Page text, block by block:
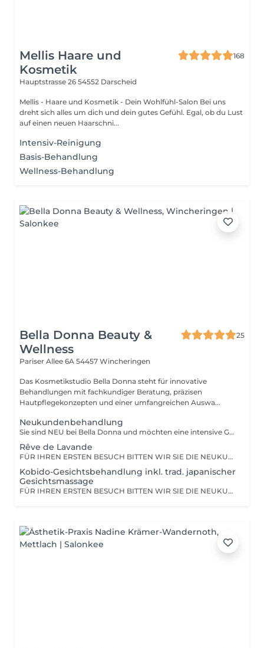
Mellis Haare und
Kosmetik
168
Hauptstrasse 26 54552 Darscheid
Mellis - Haare und Kosmetik - Dein Wohlfühl-Salon Bei uns
dreht sich alles um dich und dein gutes Gefühl. Egal, ob du Lust
auf einen neuen Haarschni...
Intensiv-Reinigung
Basis-Behandlung
Wellness-Behandlung
Bella Donna Beauty &
Wellness
25
Pariser Allee 6A 54457 Wincheringen
Das Kosmetikstudio Bella Donna steht für innovative
Behandlungen mit fachkundiger Beratung, präzisen
Hautpflegekonzepten und einer umfangreichen Auswa...
Neukundenbehandlung
Sie sind NEU bei Bella Donna und möchten eine intensive Gesichtsbehandlung buchen? Dann ist dieses Treatment genau richtig für Sie! NEUKUNDENBEHANDLUNG inkl. Beratung 1. Individuelle Beratung angepasst auf Ihren Hauttypen, u. a. Willkommensgetränk, Anamnese sowie Hautanalyse. Gemeinsam erarbeiten wir klare und realistische Hautziele, die mit gezielten Behandlungseinheiten und begleitender Pflege zuhause erreicht werden können. 2. First Time-Gesichtsbehandlung inkl. Tiefenausreinigung 3. Behandlungs- und Pflegeplan, der speziell auf Ihr Hautbild abgestimmt wird und der sich über die Zeit weiterentwickelt ca. 1 Std. 20 min. - 99,00 €
Rêve de Lavande
FÜR IHREN ERSTEN BESUCH BITTEN WIR SIE DIE NEUKUNDENBEHANDLUNG ZU BUCHEN! Rêve de Lavande (Angebot gültig bis Ende September 2026) Lavendel wirkt sich positiv auf Körper und Geist aus und ist einer der bekanntesten mediterranen Pflanzen. Mit natürlichen Wirkstoffen aus Algen, Aloe Vera und Hyaluronsäure spendet diese Gesichtsbehandlung für jedes Alter umfassend Feuchtigkeit für eine glatte und schöne Haut. Der Lavendelextrakt entspannt und glättet die Hautoberfläche. Die Haut fühlt sich sofort geschmeidiger an, sieht frisch und rosig aus. ca. 1 Std. - 79,00 € inkl. Gesichtsmassage und Handmassage
Kobido-Gesichtsbehandlung inkl. trad. japanischer
Gesichtsmassage
FÜR IHREN ERSTEN BESUCH BITTEN WIR SIE DIE NEUKUNDENBEHANDLUNG ZU BUCHEN! Signature Kobido-Gesichtsbehandlung by Provida inkl. trad. japanischer Gesichtsmassage (Bestseller Anti-Aging) Genießen Sie die Auszeit vom Alltag und entdecken Sie das Provida-Begrüßungsritual mit einer anschließenden Kobido-Gesichtsmassage. Diese revitalisierende und straffende Gesichtsbehandlung ist außergewöhnlich, weil sie die traditionell japanische Kobido-Gesichtsmassagetechnik beinhaltet. Es handelt sich bei dieser speziellen Massageform um eine Abfolge von schnellen rhythmischen Bewegungen, sanften Streichungen, Akupressur, tiefen Knetungen, klopfenden Bewegungen, Lymphdrainage und modellierenden Techniken. Die Haut erhält einen sofortigen Glow und die Gesichtszüge wirken straffer und entspannter. Es geht nicht nur um sichtbare Hautverbesserung, sondern um die Harmonisierung des gesamten Energieflusses im Gesicht und im Körper. Provida Organics stellt hochqualitative Bio- und Demeterkosmetik mit Heilkräutern vom eigenen Hof her und entwickelt sich stets weiter im Einklang mit der Natur und neusten wissenschaftlichen Erkenntnissen. ca. 1 Std. 15 min. - 99,00 € inkl. ca. 35 min. Kobido-Gesichtsmassage